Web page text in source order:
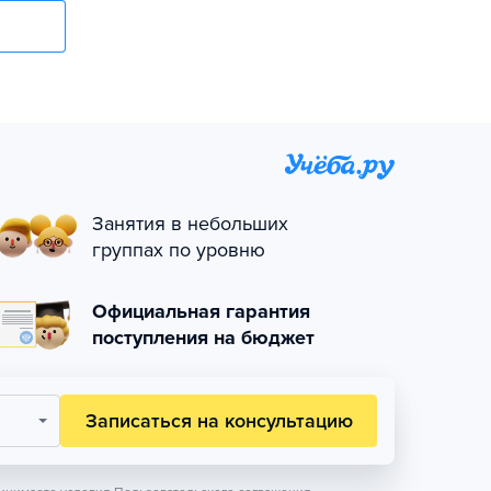
Занятия в небольших
группах по уровню
Официальная гарантия
поступления на бюджет
Записаться на консультацию